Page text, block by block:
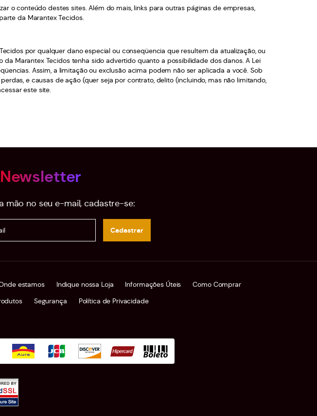
o conteúdo destes sites. Além do mais, links para outras páginas de empresas,
da Marantex Tecidos.
por qualquer dano especial ou conseqüencia que resultem da atualização, ou
Marantex Tecidos tenha sido advertido quanto a possibilidade dos danos. A Lei
Assim, a limitação ou exclusão acima podem não ser aplicada a você. Sob
e causas de ação (quer seja por contrato, delito (incluindo, mas não limitando,
este site.
mão no seu e-mail, cadastre-se:
Cadastrar
estamos Indique nossa Loja Informações Úteis
Como Comprar
Segurança Política de Privacidade